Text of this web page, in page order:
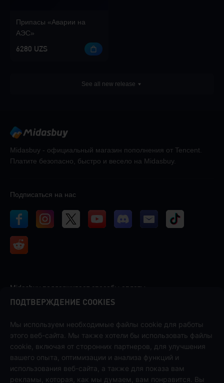
Припасы «Аварии на
АЭС»
6280 UZS
See all new release
Midasbuy - официальный магазин пополнения от Tencent.
Платите безопасно, быстро и весело на Midasbuy.
Подписаться на нас
Midasbuy поддерживает способы оплаты.
Связаться с нами
Если вам нужна помощь, пожалуйста, свяжитесь с нами, щелкнув
"Служба поддержки клиентов", чтобы связаться с нами.
ПОДТВЕРЖДЕНИЕ COOKIES
Мы используем необходимые файлы cookie для работы
этого веб-сайта. Мы также хотели бы использовать файлы
cookie, включая от сторонних партнеров, для улучшения
вашего опыта, оптимизации и анализа функций и
использования веб-сайта, а также для показа вам
рекламы, которая, как мы думаем, вам понравится. Вы